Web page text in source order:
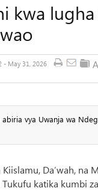
kwa
- May 31, 2026
vya Uwanja wa
Da’wah,
Tukufu katika kumbi